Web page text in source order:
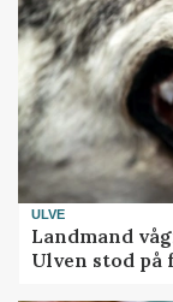
ULVE
Landmand
Ulven stod